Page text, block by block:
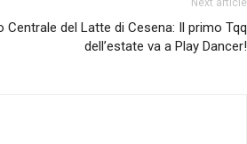
Next article
Centrale del Latte di Cesena: Il primo Tqq
dell’estate va a Play Dancer!